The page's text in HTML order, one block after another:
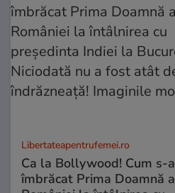
Libertateapentrufemei.ro
Ca la Bollywood! Cum s-a
îmbrăcat Prima Doamnă a